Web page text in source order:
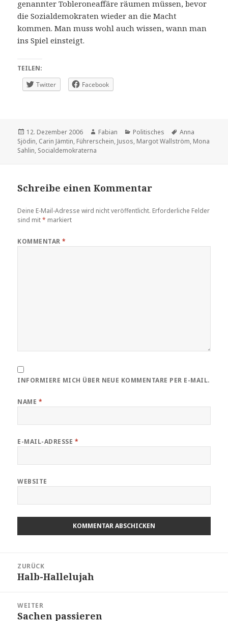
genannter Tobleroneaffäre räumen müssen, bevor
die Sozialdemokraten wieder an die Macht
kommen. Man muss wohl auch wissen, wann man
ins Spiel einsteigt.
TEILEN:
Twitter
Facebook
Veröffentlicht
am
12. Dezember 2006 Autor
Fabian Kategorien
Politisches Schlagwörter
Anna
Sjödin, Carin Jämtin, Führerschein, Jusos, Margot Wallström, Mona
Sahlin, Socialdemokraterna
Schreibe einen Kommentar
Deine E-Mail-Adresse wird nicht veröffentlicht. Erforderliche Felder
sind mit* markiert
KOMMENTAR*
INFORMIERE MICH ÜBER NEUE KOMMENTARE PER E-MAIL.
NAME *
E-MAIL-ADRESSE *
WEBSITE
ZURÜCK
Vorheriger
Halb-Hallelujah
WEITER
Nächster
Sachen passieren